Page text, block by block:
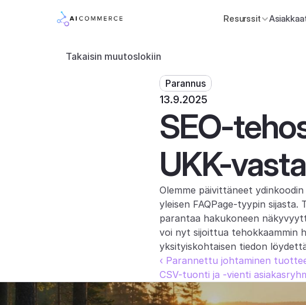
Resurssit
Takaisin muutoslokiin
Parannus
13.9.2025
SEO-
UKK-
Olemme päivittäneet
yleisen FAQPage-tyypin sijasta.
parantaa hakukoneen
voi nyt sijoittua tehokkaammin
yksityiskohtaisen tiedon
‹ Parannettu johtaminen
CSV-tuonti ja -vienti